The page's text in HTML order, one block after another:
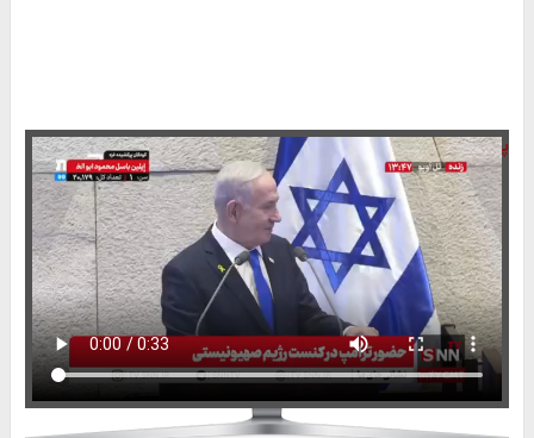
پایگاه خبری تحلیلی مثلث آنلاین: